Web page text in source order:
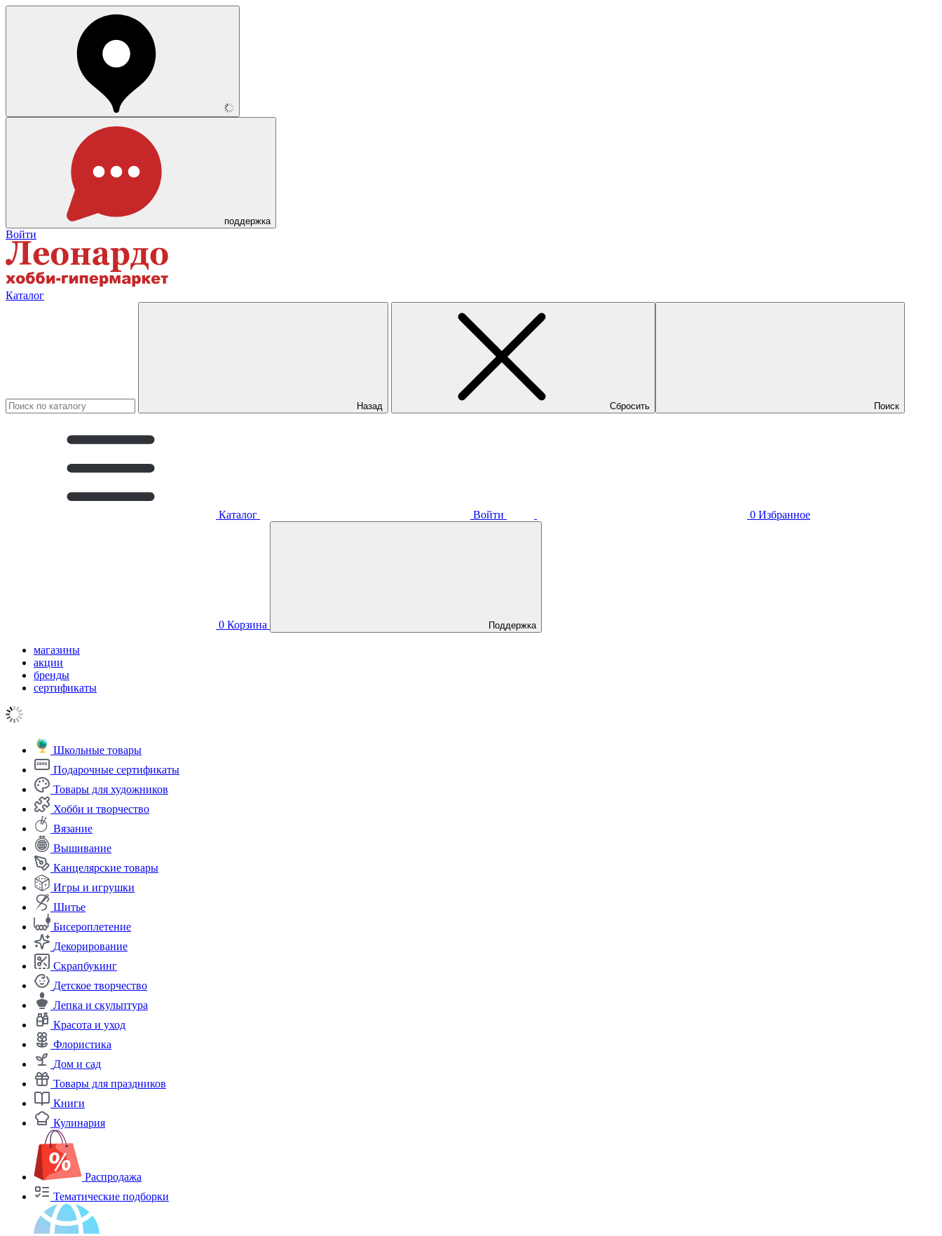
поддержка
Войти
Каталог
Назад Сбросить Поиск
Каталог Войти 0 Избранное
0 Корзина Поддержка
магазины
акции
бренды
сертификаты
Школьные товары
Подарочные сертификаты
Товары для художников
Хобби и творчество
Вязание
Вышивание
Канцелярские товары
Игры и игрушки
Шитье
Бисероплетение
Декорирование
Скрапбукинг
Детское творчество
Лепка и скульптура
Красота и уход
Флористика
Дом и сад
Товары для праздников
Книги
Кулинария
Распродажа
Тематические подборки